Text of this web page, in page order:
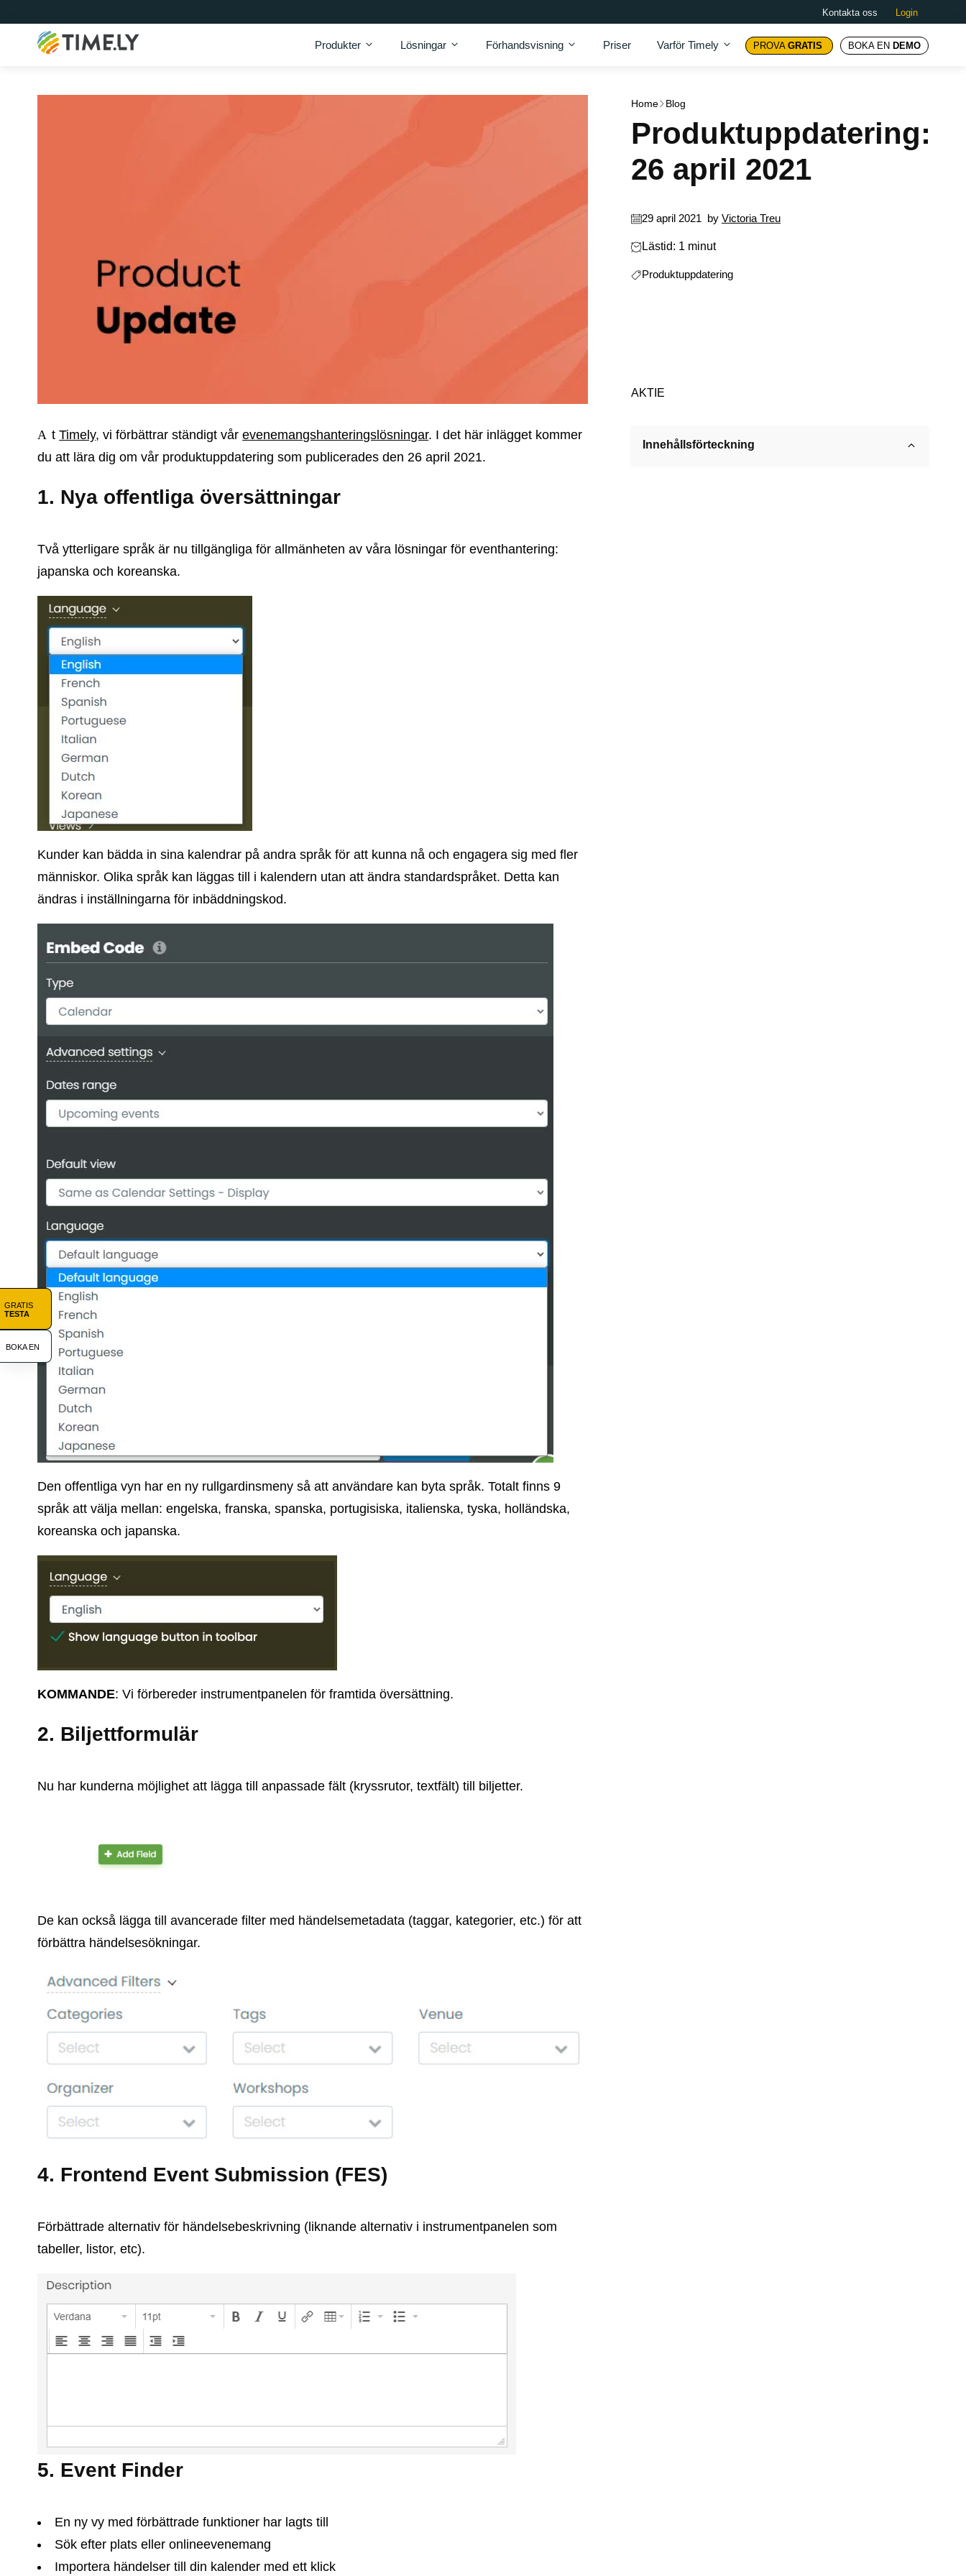
Kontakta oss Login
Timely
Produkter Lösningar Förhandsvisning Priser Varför Timely PROVA GRATIS BOKA EN DEMO
GRATIS
TESTA
BOKA EN
Home Blog
Produktuppdatering:
26 april 2021
29 april 2021 by Victoria Treu
Lästid: 1 minut
Produktuppdatering
AKTIE
AtTimely, vi förbättrar ständigt vårevenemangshanteringslösningar. I det här inlägget kommer
du att lära dig om vår produktuppdatering som publicerades den 26 april 2021.
1. Nya offentliga översättningar
Två ytterligare språk är nu tillgängliga för allmänheten av våra lösningar för eventhantering:
japanska och koreanska.
Kunder kan bädda in sina kalendrar på andra språk för att kunna nå och engagera sig med fler
människor. Olika språk kan läggas till i kalendern utan att ändra standardspråket. Detta kan
ändras i inställningarna för inbäddningskod.
Den offentliga vyn har en ny rullgardinsmeny så att användare kan byta språk. Totalt finns 9
språk att välja mellan: engelska, franska, spanska, portugisiska, italienska, tyska, holländska,
koreanska och japanska.
KOMMANDE: Vi förbereder instrumentpanelen för framtida översättning.
2. Biljettformulär
Nu har kunderna möjlighet att lägga till anpassade fält (kryssrutor, textfält) till biljetter.
De kan också lägga till avancerade filter med händelsemetadata (taggar, kategorier, etc.) för att
förbättra händelsesökningar.
4. Frontend Event Submission (FES)
Förbättrade alternativ för händelsebeskrivning (liknande alternativ i instrumentpanelen som
tabeller, listor, etc).
5. Event Finder
En ny vy med förbättrade funktioner har lagts till
Sök efter plats eller onlineevenemang
Importera händelser till din kalender med ett klick
Innehållsförteckning